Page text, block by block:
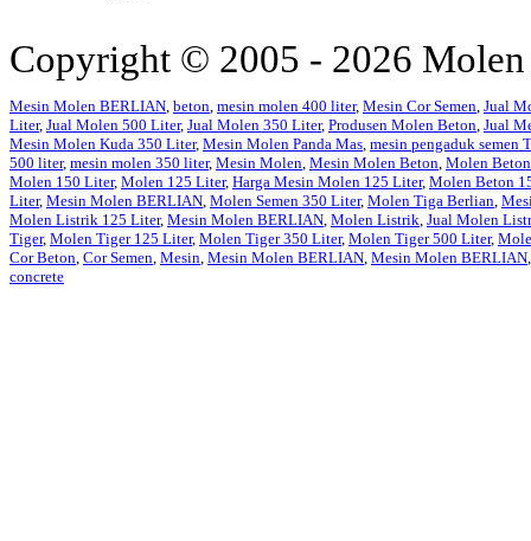
Copyright © 2005 - 2026
Mesin Molen BERLIAN, beton, mesin molen 400 liter, Mesin Cor Semen, Jual
Liter, Jual Molen 500 Liter, Jual Molen 350 Liter, Produsen Molen Beton, Jual
Mesin Molen Kuda 350 Liter, Mesin Molen Panda Mas, mesin pengaduk semen
500 liter, mesin molen 350 liter, Mesin Molen, Mesin Molen Beton, Molen Beton
Molen 150 Liter, Molen 125 Liter, Harga Mesin Molen 125 Liter, Molen Beton
Liter, Mesin Molen BERLIAN, Molen Semen 350 Liter, Molen Tiga Berlian,
Molen Listrik 125 Liter, Mesin Molen BERLIAN, Molen Listrik, Jual Molen
Tiger, Molen Tiger 125 Liter, Molen Tiger 350 Liter, Molen Tiger 500 Liter,
Cor Beton, Cor Semen, Mesin, Mesin Molen BERLIAN, Mesin Molen BERLIAN
concrete